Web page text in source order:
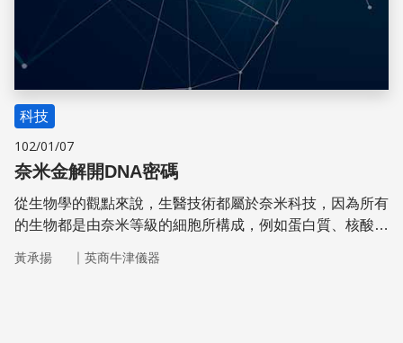
科技
102/01/07
奈米金解開DNA密碼
從生物學的觀點來說，生醫技術都屬於奈米科技，因為所有
的生物都是由奈米等級的細胞所構成，例如蛋白質、核酸、
是人類製造奈米尺度的器械企圖與生物細胞相結合，達到檢
黃承揚 ｜ 英商牛津儀器